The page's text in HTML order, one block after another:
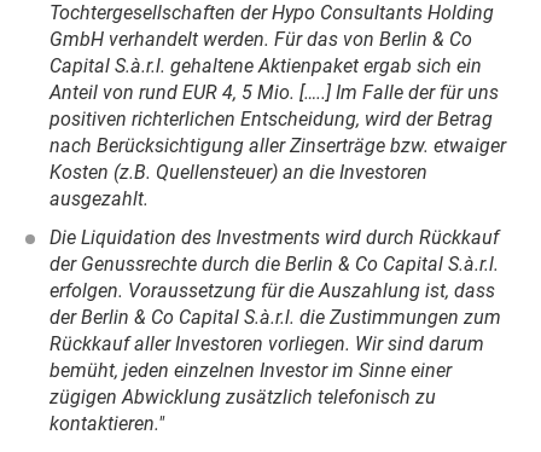
Tochtergesellschaften der Hypo Consultants Holding
GmbH verhandelt werden. Für das von Berlin & Co
Capital S.à.r.l. gehaltene Aktienpaket ergab sich ein
Anteil von rund EUR 4, 5 Mio. […..] Im Falle der für uns
positiven richterlichen Entscheidung, wird der Betrag
nach Berücksichtigung aller Zinserträge bzw. etwaiger
Kosten (z.B. Quellensteuer) an die Investoren
ausgezahlt.
Die Liquidation des Investments wird durch Rückkauf
der Genussrechte durch die Berlin & Co Capital S.à.r.l.
erfolgen. Voraussetzung für die Auszahlung ist, dass
der Berlin & Co Capital S.à.r.l. die Zustimmungen zum
Rückkauf aller Investoren vorliegen. Wir sind darum
bemüht, jeden einzelnen Investor im Sinne einer
zügigen Abwicklung zusätzlich telefonisch zu
kontaktieren."